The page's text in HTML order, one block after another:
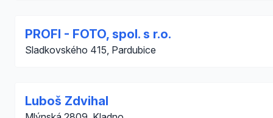
PROFI - FOTO, spol. s r.o.
Sladkovského 415, Pardubice
Luboš Zdvihal